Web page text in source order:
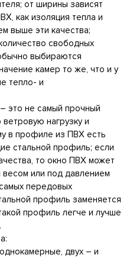
от ширины зависят
как изоляция тепла и
выше эти качества;
свободных
выбираются
камер то же, что и у
тепло- и
это не самый прочный
нагрузку и
в профиле из ПВХ есть
стальной профиль; если
то окно ПВХ может
весом или под давлением
передовых
профиль заменяется
профиль легче и лучше
двух – и